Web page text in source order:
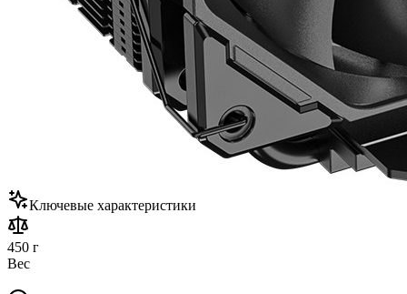
Ключевые характеристики
450 г
Вес